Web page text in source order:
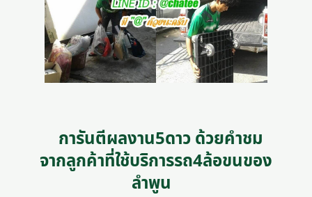
การันตีผลงาน5ดาว ด้วยคำชม
จากลูกค้าที่ใช้บริการรถ4ล้อขนของ
ลําพูน